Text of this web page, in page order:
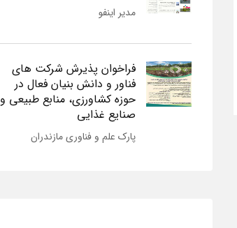
مدیر اینفو
فراخوان پذیرش شرکت های
فناور و دانش بنیان فعال در
حوزه کشاورزی، منابع طبیعی و
صنایع غذایی
پارک علم و فناوری مازندران